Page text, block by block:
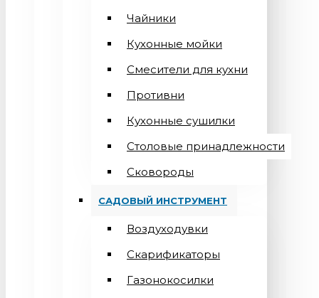
Чайники
Кухонные мойки
Смесители для кухни
Противни
Кухонные сушилки
Столовые принадлежности
Сковороды
САДОВЫЙ ИНСТРУМЕНТ
Воздуходувки
Скарификаторы
Газонокосилки